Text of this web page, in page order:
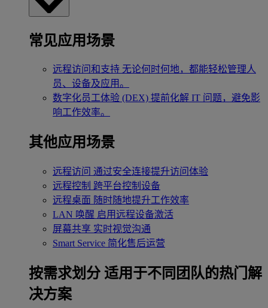
常见应用场景
远程访问和支持 无论何时何地，都能轻松管理人
员、设备及应用。
数字化员工体验 (DEX) 提前化解 IT 问题，避免影
响工作效率。
其他应用场景
远程访问 通过安全连接提升访问体验
远程控制 跨平台控制设备
远程桌面 随时随地提升工作效率
LAN 唤醒 启用远程设备激活
屏幕共享 实时视觉沟通
Smart Service 简化售后运营
按需求划分 适用于不同团队的热门解
决方案